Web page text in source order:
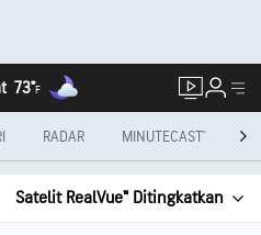
73°F
RADAR MINUTECAST®
Satelit RealVue™ Ditingkatkan